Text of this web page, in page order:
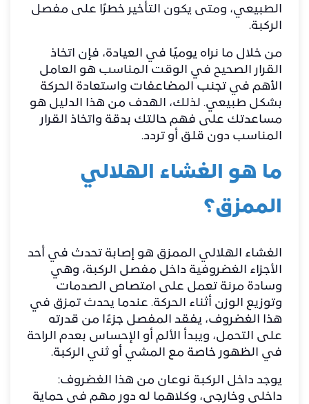
الطبيعي، ومتى يكون التأخير خطرًا على مفصل
الركبة.
من خلال ما نراه يوميًا في العيادة، فإن اتخاذ
القرار الصحيح في الوقت المناسب هو العامل
الأهم في تجنب المضاعفات واستعادة الحركة
بشكل طبيعي. لذلك، الهدف من هذا الدليل هو
مساعدتك على فهم حالتك بدقة واتخاذ القرار
المناسب دون قلق أو تردد.
ما هو الغشاء الهلالي
الممزق؟
الغشاء الهلالي الممزق هو إصابة تحدث في أحد
الأجزاء الغضروفية داخل مفصل الركبة، وهي
وسادة مرنة تعمل على امتصاص الصدمات
وتوزيع الوزن أثناء الحركة. عندما يحدث تمزق في
هذا الغضروف، يفقد المفصل جزءًا من قدرته
على التحمل، ويبدأ الألم أو الإحساس بعدم الراحة
في الظهور خاصة مع المشي أو ثني الركبة.
يوجد داخل الركبة نوعان من هذا الغضروف:
داخلي وخارجي، وكلاهما له دور مهم في حماية